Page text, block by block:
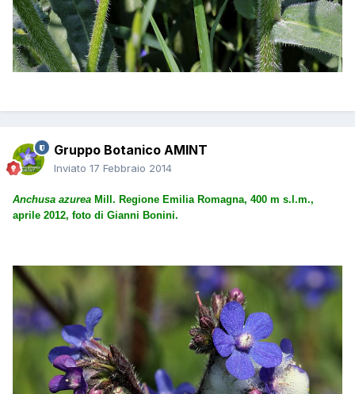
Gruppo Botanico AMINT
Inviato 17 Febbraio 2014
Anchusa azurea Mill. Regione Emilia Romagna, 400 m s.l.m.,
aprile 2012, foto di Gianni Bonini.